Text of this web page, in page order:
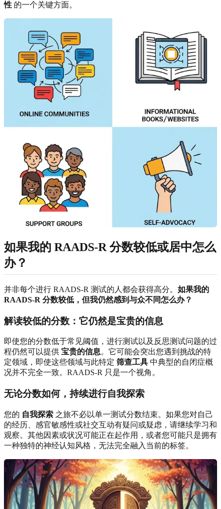
性 的一个关键方面。
如果我的 RAADS-R 分数较低或居中怎么
办？
并非每个进行 RAADS-R 测试的人都会获得高分。 如果我的
RAADS-R 分数较低，但我仍然感到与众不同怎么办？
解读较低的分数：它仍然是宝贵的信息
即使您的分数低于常见阈值，进行测试以及反思测试问题的过
程仍然可以提供 宝贵的信息。它可能会突出您遇到挑战的特
定领域，即使这些领域与此特定 筛查工具 中典型的自闭症概
况并不完全一致。RAADS-R 只是一个视角。
无论分数如何，持续进行自我探索
您的 自我探索 之旅不必以单一测试分数结束。如果您对自己
的经历、感官敏感性或社交互动有疑问或疑虑，请继续学习和
观察。其他因素或状况可能正在起作用，或者您可能只是拥有
一种独特的神经认知风格，无法完全融入当前的标签。